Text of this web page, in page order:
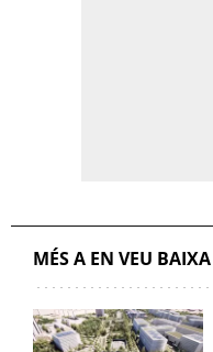
MÉS A EN VEU BAIXA